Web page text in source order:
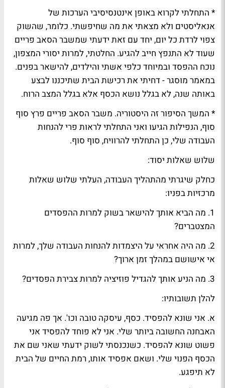
* התחלתי לקרוא באופן אינטנסיסיבי הערכות של
אנאליסטים ולא מצאתי את מה שחיפשתי. כלומר, שהשוק
צפוי לרדת כל יום, יחד עם זאת ידעתי שמשבר הסאב פריים
שעוד לא התנפץ חייב להגיע. החלטתי, למרות יסורי המצפון,
נוכח ההפסד ובמיוחד כלפי אשתי והילדים, להישאר בפנים.
במאמר מוסגר - דחיתי את רכישת הבית שתיכננו לבצע
באותה שנה, לא בגלל נושא הכסף אלא בגלל המצב הרוח.
* המשך הסיפור זה היסטוריה. משבר הסאב פריים פרץ סוף
סוף, הנפילות הגיעו ואני התחלתי לראות פרי להנחות
העבודה שלי, כן התחלתי להרוויח, סוף סוף.
שלוש שאלות יסוד:
כחלק שיגרתי מהתהליך העבודה, העלתי שלוש שאלות
מרכזיות בפניו:
1. מה הביא אותך להישאר בשוק למרות ההפסדים
המצטברים?
2. מה היה אחראי על היצמדות להנחות העבודה שלך, למרות
אי אישושם במהלך זמן ארוך?
3. מה הניע אותך להגדיל פוזיציה למרות צבירת הפסדים?
להלן תשובותיו:
א. אני שונא להפסיד. כסף, עיסקה טובה וכו'. אך פה מגיעה
האבחנה החשובה ביותר שלי. אני לא פוחד להפסיד אני
פשוט שונא להפסיד. כשנכנסתי לשוק ידעתי שאני שם את
הכסף הפנוי שלי. ושאם אפסיד אותו, רמת החיים של הבית
לא תיפגע.